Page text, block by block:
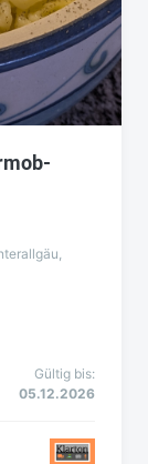
Gültig bis:
05.12.2026